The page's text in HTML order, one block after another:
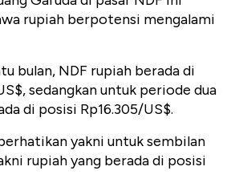
rupiah berpotensi mengalami
bulan, NDF rupiah berada di
sedangkan untuk periode dua
di posisi Rp16.305/US$.
yakni untuk sembilan
rupiah yang berada di posisi